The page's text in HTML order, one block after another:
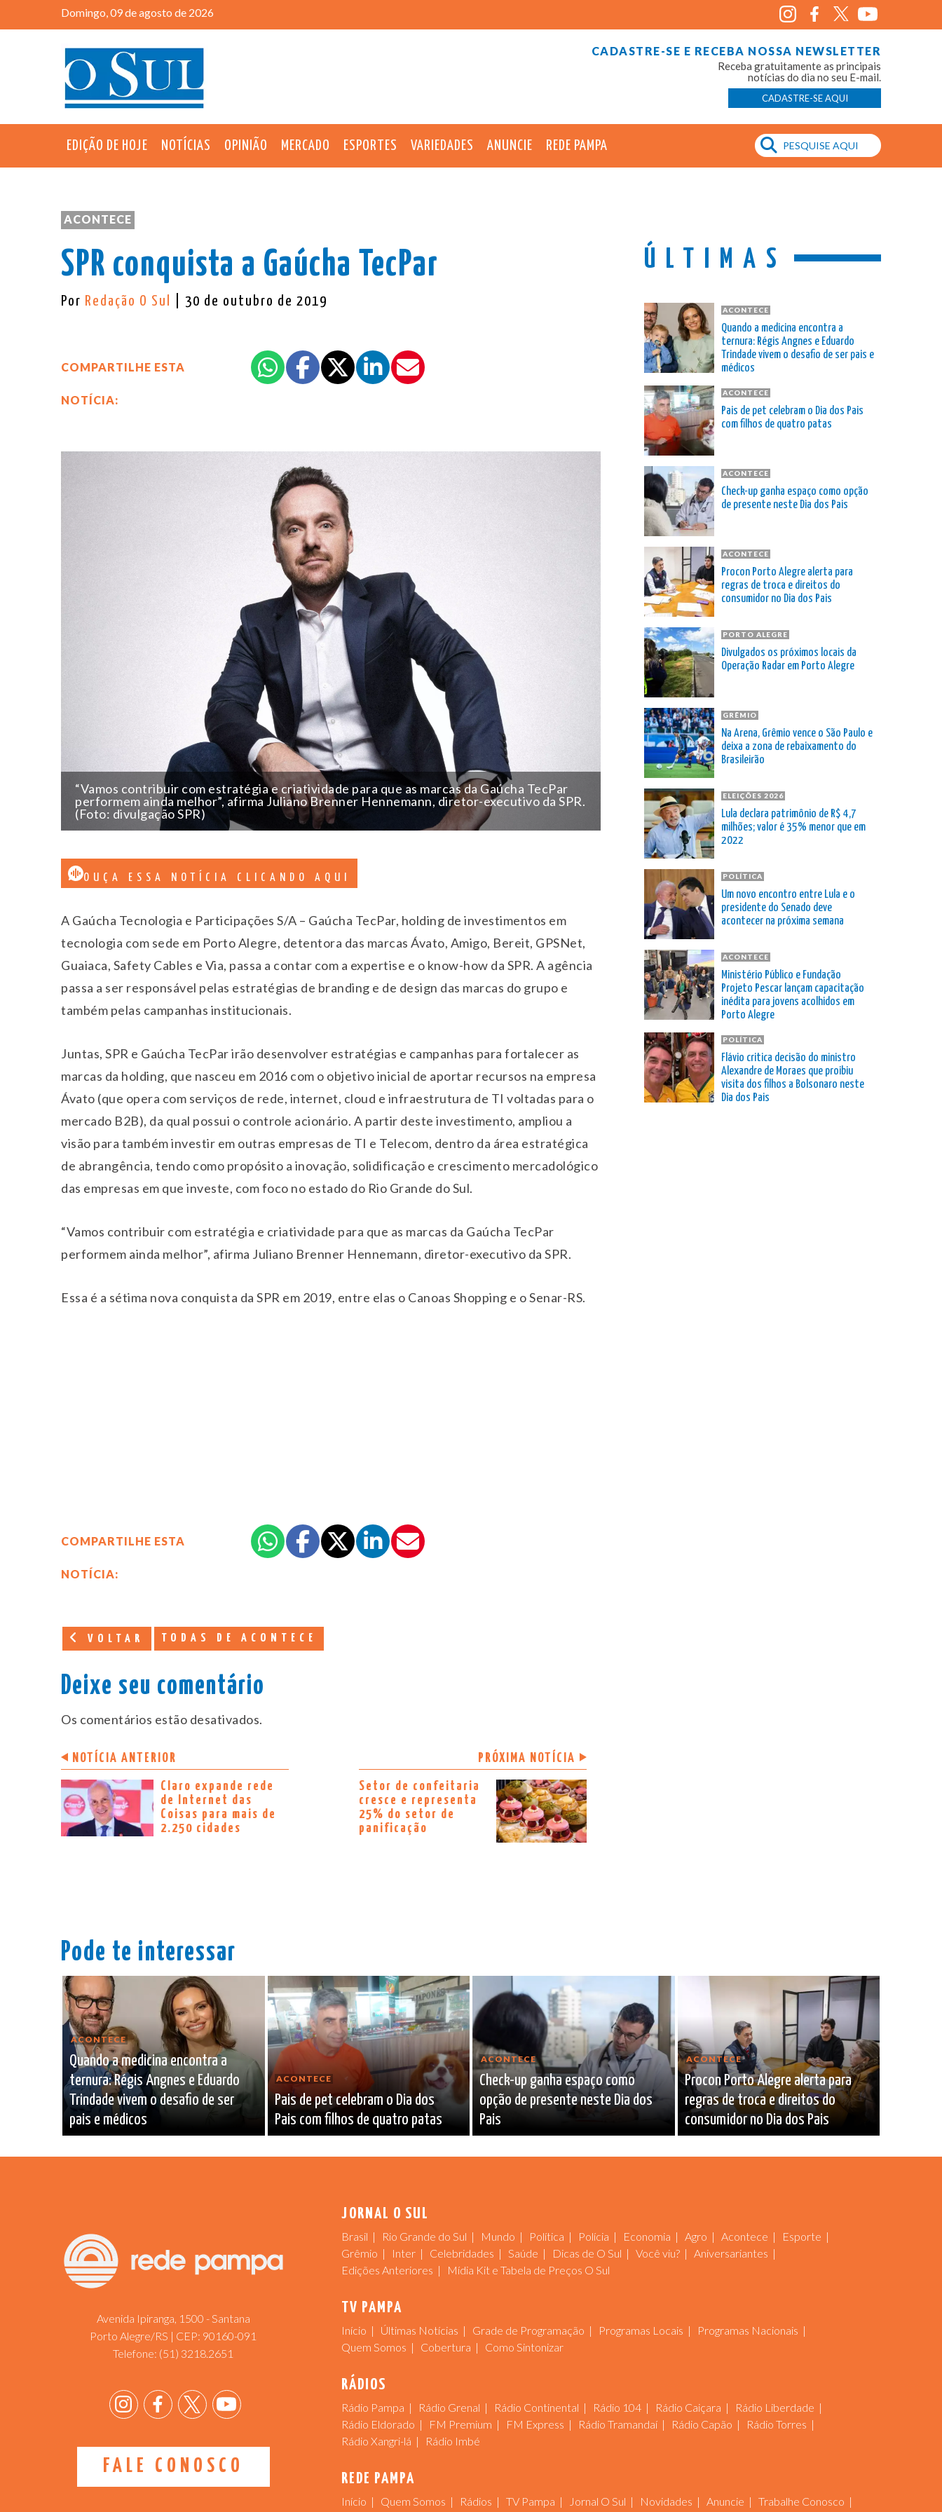
Domingo, 09 de agosto de 2026
CADASTRE-SE E RECEBA NOSSA NEWSLETTER
Receba gratuitamente as principais
notícias do dia no seu E-mail.
CADASTRE-SE AQUI
EDIÇÃO DE HOJE NOTÍCIAS OPINIÃO MERCADO ESPORTES VARIEDADES ANUNCIE REDE PAMPA
ACONTECE
SPR conquista a Gaúcha TecPar
Por Redação O Sul | 30 de outubro de 2019
COMPARTILHE ESTA
NOTÍCIA:
“Vamos contribuir com estratégia e criatividade para que as marcas da Gaúcha TecPar
performem ainda melhor”, afirma Juliano Brenner Hennemann, diretor-executivo da SPR.
(Foto: divulgação SPR)
OUÇA ESSA NOTÍCIA CLICANDO AQUI
A Gaúcha Tecnologia e Participações S/A – Gaúcha TecPar, holding de investimentos em
tecnologia com sede em Porto Alegre, detentora das marcas Ávato, Amigo, Bereit, GPSNet,
Guaiaca, Safety Cables e Via, passa a contar com a expertise e o know-how da SPR. A agência
passa a ser responsável pelas estratégias de branding e de design das marcas do grupo e
também pelas campanhas institucionais.
Juntas, SPR e Gaúcha TecPar irão desenvolver estratégias e campanhas para fortalecer as
marcas da holding, que nasceu em 2016 com o objetivo inicial de aportar recursos na empresa
Ávato (que opera com serviços de rede, internet, cloud e infraestrutura de TI voltadas para o
mercado B2B), da qual possui o controle acionário. A partir deste investimento, ampliou a
visão para também investir em outras empresas de TI e Telecom, dentro da área estratégica
de abrangência, tendo como propósito a inovação, solidificação e crescimento mercadológico
das empresas em que investe, com foco no estado do Rio Grande do Sul.
“Vamos contribuir com estratégia e criatividade para que as marcas da Gaúcha TecPar
performem ainda melhor”, afirma Juliano Brenner Hennemann, diretor-executivo da SPR.
Essa é a sétima nova conquista da SPR em 2019, entre elas o Canoas Shopping e o Senar-RS.
COMPARTILHE ESTA
NOTÍCIA:
VOLTAR TODAS DE ACONTECE
Deixe seu comentário
Os comentários estão desativados.
NOTÍCIA ANTERIOR
Claro expande rede
de Internet das
Coisas para mais de
2.250 cidades
PRÓXIMA NOTÍCIA
Setor de confeitaria
cresce e representa
25% do setor de
panificação
ÚLTIMAS
ACONTECE
Quando a medicina encontra a
ternura: Régis Angnes e Eduardo
Trindade vivem o desafio de ser pais e
médicos
ACONTECE
Pais de pet celebram o Dia dos Pais
com filhos de quatro patas
ACONTECE
Check-up ganha espaço como opção
de presente neste Dia dos Pais
ACONTECE
Procon Porto Alegre alerta para
regras de troca e direitos do
consumidor no Dia dos Pais
PORTO ALEGRE
Divulgados os próximos locais da
Operação Radar em Porto Alegre
GRÊMIO
Na Arena, Grêmio vence o São Paulo e
deixa a zona de rebaixamento do
Brasileirão
ELEIÇÕES 2026
Lula declara patrimônio de R$ 4,7
milhões; valor é 35% menor que em
2022
POLÍTICA
Um novo encontro entre Lula e o
presidente do Senado deve
acontecer na próxima semana
ACONTECE
Ministério Público e Fundação
Projeto Pescar lançam capacitação
inédita para jovens acolhidos em
Porto Alegre
POLÍTICA
Flávio critica decisão do ministro
Alexandre de Moraes que proibiu
visita dos filhos a Bolsonaro neste
Dia dos Pais
Pode te interessar
ACONTECE
Quando a medicina encontra a
ternura: Régis Angnes e Eduardo
Trindade vivem o desafio de ser
pais e médicos
ACONTECE
Pais de pet celebram o Dia dos
Pais com filhos de quatro patas
ACONTECE
Check-up ganha espaço como
opção de presente neste Dia dos
Pais
ACONTECE
Procon Porto Alegre alerta para
regras de troca e direitos do
consumidor no Dia dos Pais
Avenida Ipiranga, 1500 - Santana
Porto Alegre/RS | CEP: 90160-091
Telefone: (51) 3218.2651
FALE CONOSCO
JORNAL O SUL
Brasil Rio Grande do Sul Mundo Política Polícia Economia Agro Acontece
Esporte
Grêmio
Inter Celebridades Saúde Dicas de O Sul Você viu?
Aniversariantes
Edições Anteriores
Mídia Kit e Tabela de Preços O Sul
TV PAMPA
Início Últimas Notícias Grade de Programação Programas Locais
Programas Nacionais
Quem Somos
Cobertura Como Sintonizar
RÁDIOS
Rádio Pampa Rádio Grenal Rádio Continental Rádio 104 Rádio Caiçara
Rádio Liberdade
Rádio Eldorado
FM Premium FM Express Rádio Tramandaí Rádio Capão
Rádio Torres
Rádio Xangri-lá
Rádio Imbé
REDE PAMPA
Início Quem Somos Rádios TV Pampa Jornal O Sul Novidades Anuncie
Trabalhe Conosco